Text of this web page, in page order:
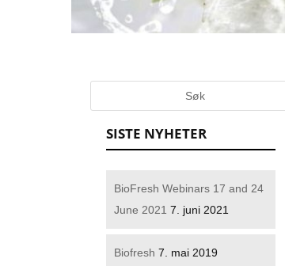
SISTE NYHETER
BioFresh Webinars 17 and 24
June 2021 7. juni 2021
Biofresh 7. mai 2019